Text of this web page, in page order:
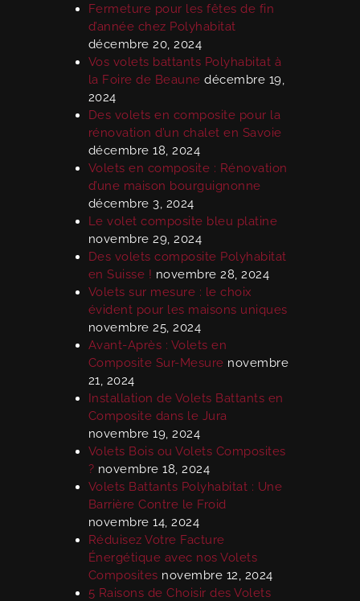
Fermeture pour les fêtes de fin
d’année chez Polyhabitat
décembre 20, 2024
Vos volets battants Polyhabitat à
la Foire de Beaune décembre 19,
2024
Des volets en composite pour la
rénovation d’un chalet en Savoie
décembre 18, 2024
Volets en composite : Rénovation
d’une maison bourguignonne
décembre 3, 2024
Le volet composite bleu platine
novembre 29, 2024
Des volets composite Polyhabitat
en Suisse ! novembre 28, 2024
Volets sur mesure : le choix
évident pour les maisons uniques
novembre 25, 2024
Avant-Après : Volets en
Composite Sur-Mesure novembre
21, 2024
Installation de Volets Battants en
Composite dans le Jura
novembre 19, 2024
Volets Bois ou Volets Composites
? novembre 18, 2024
Volets Battants Polyhabitat : Une
Barrière Contre le Froid
novembre 14, 2024
Réduisez Votre Facture
Énergétique avec nos Volets
Composites novembre 12, 2024
5 Raisons de Choisir des Volets